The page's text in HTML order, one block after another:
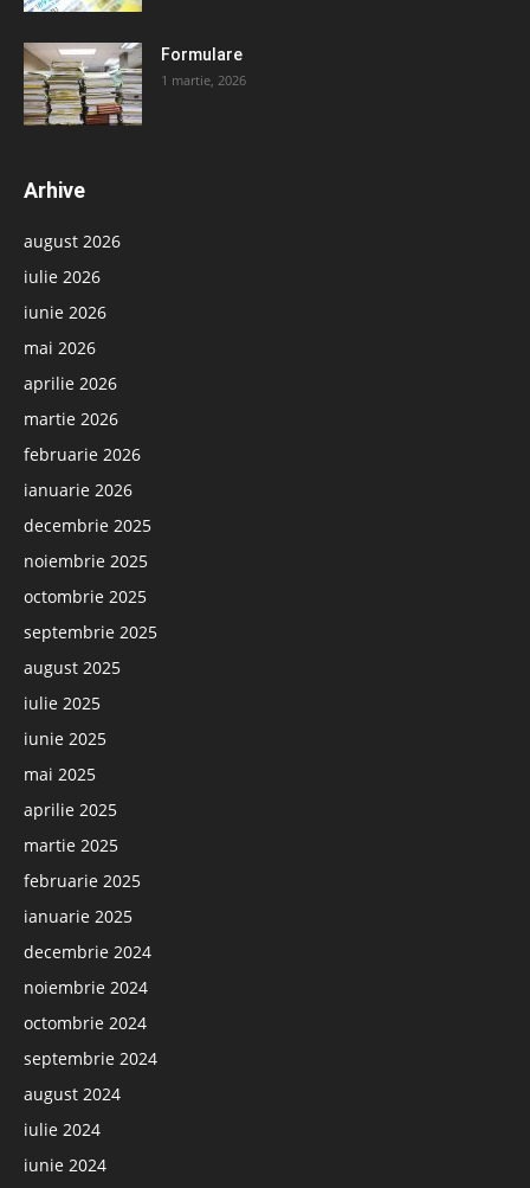
Formulare
1 martie, 2026
Arhive
august 2026
iulie 2026
iunie 2026
mai 2026
aprilie 2026
martie 2026
februarie 2026
ianuarie 2026
decembrie 2025
noiembrie 2025
octombrie 2025
septembrie 2025
august 2025
iulie 2025
iunie 2025
mai 2025
aprilie 2025
martie 2025
februarie 2025
ianuarie 2025
decembrie 2024
noiembrie 2024
octombrie 2024
septembrie 2024
august 2024
iulie 2024
iunie 2024